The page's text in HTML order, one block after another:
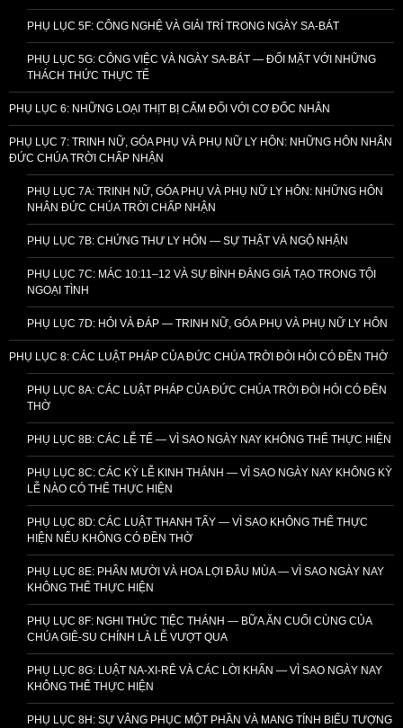
PHỤ LỤC 5F: CÔNG NGHỆ VÀ GIẢI TRÍ TRONG NGÀY SA-BÁT
PHỤ LỤC 5G: CÔNG VIỆC VÀ NGÀY SA-BÁT — ĐỐI MẶT VỚI NHỮNG
THÁCH THỨC THỰC TẾ
PHỤ LỤC 6: NHỮNG LOẠI THỊT BỊ CẤM ĐỐI VỚI CƠ ĐỐC NHÂN
PHỤ LỤC 7: TRINH NỮ, GÓA PHỤ VÀ PHỤ NỮ LY HÔN: NHỮNG HÔN NHÂN
ĐỨC CHÚA TRỜI CHẤP NHẬN
PHỤ LỤC 7A: TRINH NỮ, GÓA PHỤ VÀ PHỤ NỮ LY HÔN: NHỮNG HÔN
NHÂN ĐỨC CHÚA TRỜI CHẤP NHẬN
PHỤ LỤC 7B: CHỨNG THƯ LY HÔN — SỰ THẬT VÀ NGỘ NHẬN
PHỤ LỤC 7C: MÁC 10:11–12 VÀ SỰ BÌNH ĐẲNG GIẢ TẠO TRONG TỘI
NGOẠI TÌNH
PHỤ LỤC 7D: HỎI VÀ ĐÁP — TRINH NỮ, GÓA PHỤ VÀ PHỤ NỮ LY HÔN
PHỤ LỤC 8: CÁC LUẬT PHÁP CỦA ĐỨC CHÚA TRỜI ĐÒI HỎI CÓ ĐỀN THỜ
PHỤ LỤC 8A: CÁC LUẬT PHÁP CỦA ĐỨC CHÚA TRỜI ĐÒI HỎI CÓ ĐỀN
THỜ
PHỤ LỤC 8B: CÁC LỄ TẾ — VÌ SAO NGÀY NAY KHÔNG THỂ THỰC HIỆN
PHỤ LỤC 8C: CÁC KỲ LỄ KINH THÁNH — VÌ SAO NGÀY NAY KHÔNG KỲ
LỄ NÀO CÓ THỂ THỰC HIỆN
PHỤ LỤC 8D: CÁC LUẬT THANH TẨY — VÌ SAO KHÔNG THỂ THỰC
HIỆN NẾU KHÔNG CÓ ĐỀN THỜ
PHỤ LỤC 8E: PHẦN MƯỜI VÀ HOA LỢI ĐẦU MÙA — VÌ SAO NGÀY NAY
KHÔNG THỂ THỰC HIỆN
PHỤ LỤC 8F: NGHI THỨC TIỆC THÁNH — BỮA ĂN CUỐI CÙNG CỦA
CHÚA GIÊ-SU CHÍNH LÀ LỄ VƯỢT QUA
PHỤ LỤC 8G: LUẬT NA-XI-RÊ VÀ CÁC LỜI KHẤN — VÌ SAO NGÀY NAY
KHÔNG THỂ THỰC HIỆN
PHỤ LỤC 8H: SỰ VÂNG PHỤC MỘT PHẦN VÀ MANG TÍNH BIỂU TƯỢNG